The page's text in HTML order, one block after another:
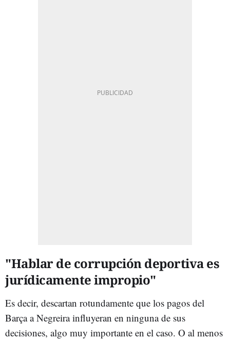
"Hablar de corrupción deportiva es
jurídicamente impropio"
Es decir, descartan rotundamente que los pagos del
Barça a Negreira influyeran en ninguna de sus
decisiones, algo muy importante en el caso. O al menos